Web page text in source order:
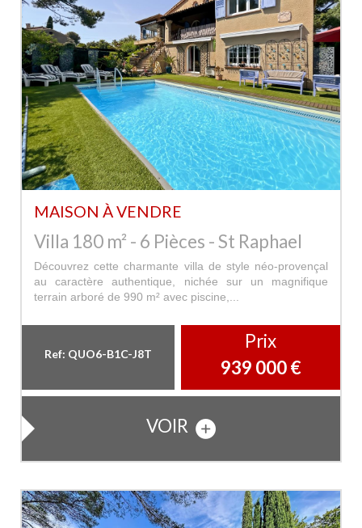
MAISON À VENDRE
Villa 180 m² - 6 Pièces - St Raphael
Découvrez cette charmante villa de style néo-provençal
au caractère authentique, nichée sur un magnifique
terrain arboré de 990 m² avec piscine,...
Ref: QUO6-B1C-J8T
Prix
939 000 €
VOIR